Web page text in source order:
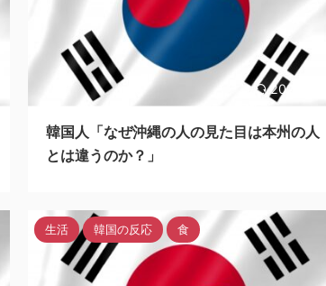
2023/11/6
韓国人「なぜ沖縄の人の見た目は本州の人
とは違うのか？」
生活 韓国の反応 食